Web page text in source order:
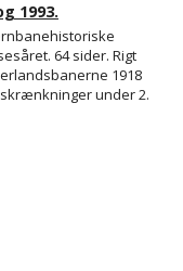
1993.
64 sider. Rigt
1918
under 2.